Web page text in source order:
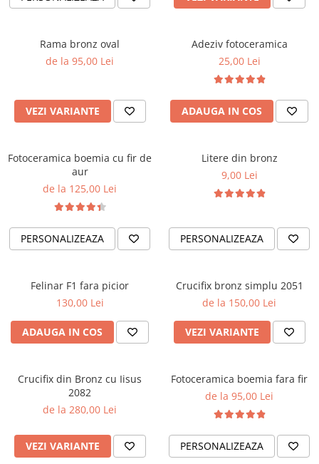
Rama bronz oval
de la 95,00 Lei
VEZI VARIANTE
Adeziv fotoceramica
25,00 Lei
ADAUGA IN COS
Fotoceramica boemia cu fir de
aur
de la 125,00 Lei
PERSONALIZEAZA
Litere din bronz
9,00 Lei
PERSONALIZEAZA
Felinar F1 fara picior
130,00 Lei
ADAUGA IN COS
Crucifix bronz simplu 2051
de la 150,00 Lei
VEZI VARIANTE
Crucifix din Bronz cu Iisus
2082
de la 280,00 Lei
VEZI VARIANTE
Fotoceramica boemia fara fir
de la 95,00 Lei
PERSONALIZEAZA